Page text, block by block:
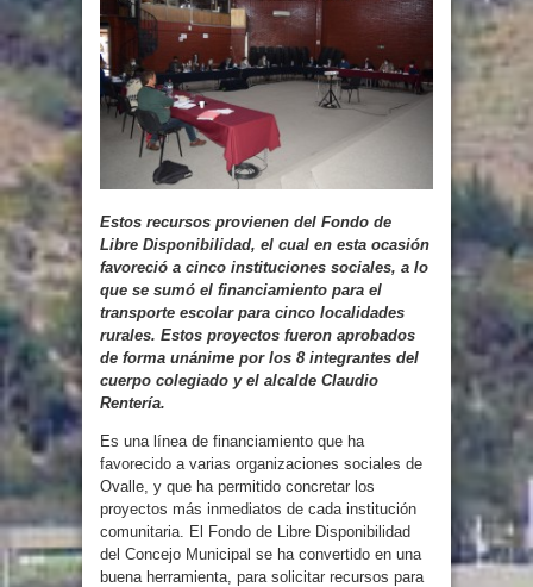
Estos recursos provienen del Fondo de
Libre Disponibilidad, el cual en esta ocasión
favoreció a cinco instituciones sociales, a lo
que se sumó el financiamiento para el
transporte escolar para cinco localidades
rurales. Estos proyectos fueron aprobados
de forma unánime por los 8 integrantes del
cuerpo colegiado y el alcalde Claudio
Rentería.
Es una línea de financiamiento que ha
favorecido a varias organizaciones sociales de
Ovalle, y que ha permitido concretar los
proyectos más inmediatos de cada institución
comunitaria. El Fondo de Libre Disponibilidad
del Concejo Municipal se ha convertido en una
buena herramienta, para solicitar recursos para